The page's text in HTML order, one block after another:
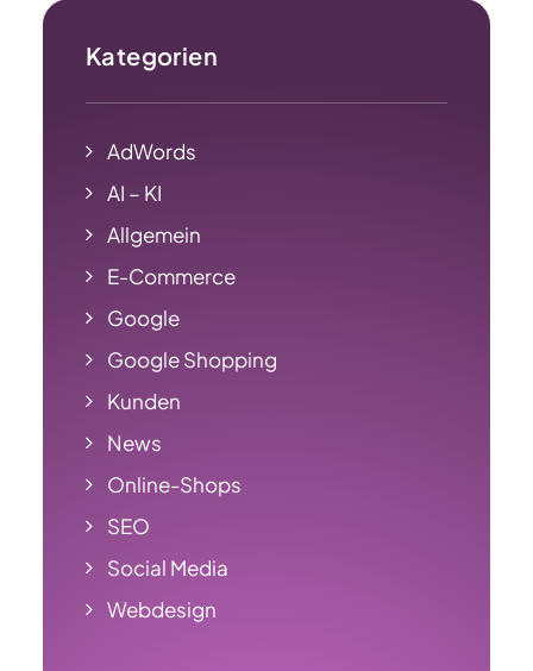
Kategorien
AdWords
AI – KI
Allgemein
E-Commerce
Google
Google Shopping
Kunden
News
Online-Shops
SEO
Social Media
Webdesign